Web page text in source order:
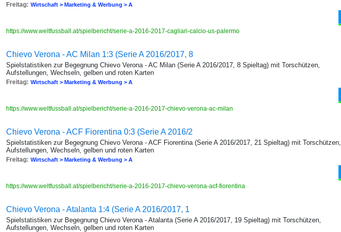
Freitag: Wirtschaft > Marketing & Werbung > A
https://www.weltfussball.at/spielbericht/serie-a-2016-2017-cagliari-calcio-us-palermo
Chievo Verona - AC Milan 1:3 (Serie A 2016/2017, 8
Spielstatistiken zur Begegnung Chievo Verona - AC Milan (Serie A 2016/2017, 8 Spieltag) mit Torschützen,
Aufstellungen, Wechseln, gelben und roten Karten
Freitag: Wirtschaft > Marketing & Werbung > A
https://www.weltfussball.at/spielbericht/serie-a-2016-2017-chievo-verona-ac-milan
Chievo Verona - ACF Fiorentina 0:3 (Serie A 2016/2
Spielstatistiken zur Begegnung Chievo Verona - ACF Fiorentina (Serie A 2016/2017, 21 Spieltag) mit Torschützen,
Aufstellungen, Wechseln, gelben und roten Karten
Freitag: Wirtschaft > Marketing & Werbung > A
https://www.weltfussball.at/spielbericht/serie-a-2016-2017-chievo-verona-acf-fiorentina
Chievo Verona - Atalanta 1:4 (Serie A 2016/2017, 1
Spielstatistiken zur Begegnung Chievo Verona - Atalanta (Serie A 2016/2017, 19 Spieltag) mit Torschützen,
Aufstellungen, Wechseln, gelben und roten Karten